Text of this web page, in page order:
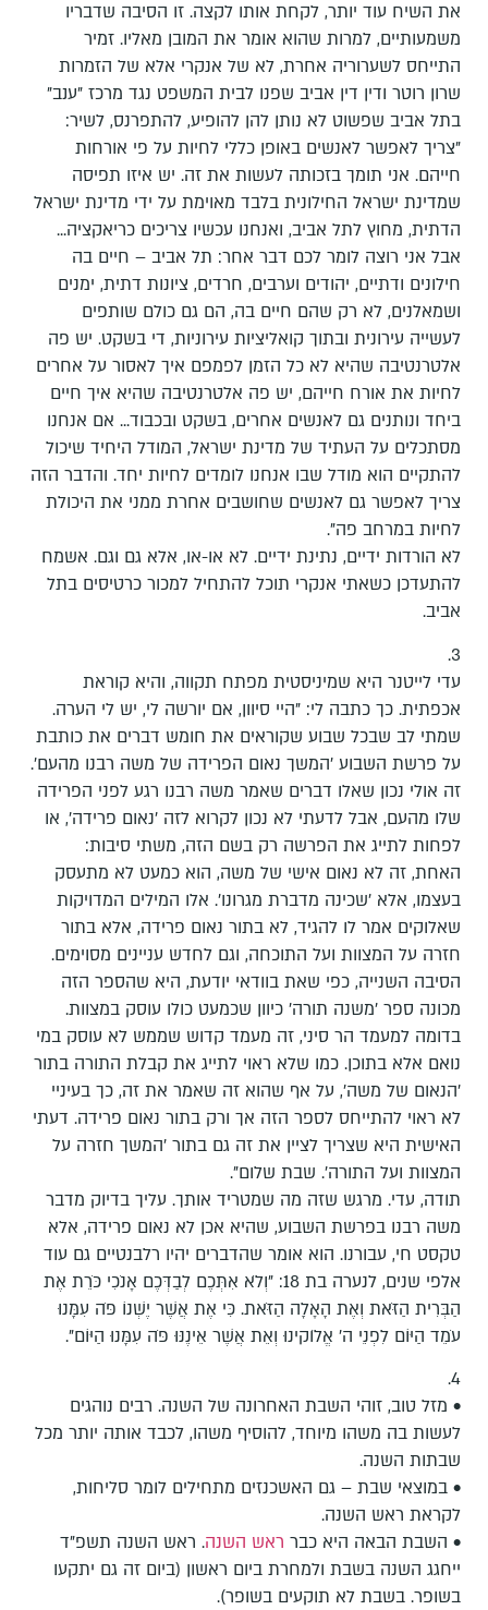
את השיח עוד יותר, לקחת אותו לקצה. זו הסיבה שדבריו
משמעותיים, למרות שהוא אומר את המובן מאליו. זמיר
התייחס לשערוריה אחרת, לא של אנקרי אלא של הזמרות
שרון רוטר ודין דין אביב שפנו לבית המשפט נגד מרכז "ענב"
בתל אביב שפשוט לא נותן להן להופיע, להתפרנס, לשיר:
"צריך לאפשר לאנשים באופן כללי לחיות על פי אורחות
חייהם. אני תומך בזכותה לעשות את זה. יש איזו תפיסה
שמדינת ישראל החילונית בלבד מאוימת על ידי מדינת ישראל
הדתית, מחוץ לתל אביב, ואנחנו עכשיו צריכים כריאקציה...
אבל אני רוצה לומר לכם דבר אחר: תל אביב – חיים בה
חילונים ודתיים, יהודים וערבים, חרדים, ציונות דתית, ימנים
ושמאלנים, לא רק שהם חיים בה, הם גם כולם שותפים
לעשייה עירונית ובתוך קואליציות עירוניות, די בשקט. יש פה
אלטרנטיבה שהיא לא כל הזמן לפמפם איך לאסור על אחרים
לחיות את אורח חייהם, יש פה אלטרנטיבה שהיא איך חיים
ביחד ונותנים גם לאנשים אחרים, בשקט ובכבוד... אם אנחנו
מסתכלים על העתיד של מדינת ישראל, המודל היחיד שיכול
להתקיים הוא מודל שבו אנחנו לומדים לחיות יחד. והדבר הזה
צריך לאפשר גם לאנשים שחושבים אחרת ממני את היכולת
לחיות במרחב פה".
לא הורדות ידיים, נתינת ידיים. לא או-או, אלא גם וגם. אשמח
להתעדכן כשאתי אנקרי תוכל להתחיל למכור כרטיסים בתל
אביב.
3.
עדי לייטנר היא שמיניסטית מפתח תקווה, והיא קוראת
אכפתית. כך כתבה לי: "היי סיוון, אם יורשה לי, יש לי הערה.
שמתי לב שבכל שבוע שקוראים את חומש דברים את כותבת
על פרשת השבוע 'המשך נאום הפרידה של משה רבנו מהעם'.
זה אולי נכון שאלו דברים שאמר משה רבנו רגע לפני הפרידה
שלו מהעם, אבל לדעתי לא נכון לקרוא לזה 'נאום פרידה', או
לפחות לתייג את הפרשה רק בשם הזה, משתי סיבות:
האחת, זה לא נאום אישי של משה, הוא כמעט לא מתעסק
בעצמו, אלא 'שכינה מדברת מגרונו'. אלו המילים המדויקות
שאלוקים אמר לו להגיד, לא בתור נאום פרידה, אלא בתור
חזרה על המצוות ועל התוכחה, וגם לחדש עניינים מסוימים.
הסיבה השנייה, כפי שאת בוודאי יודעת, היא שהספר הזה
מכונה ספר 'משנה תורה' כיוון שכמעט כולו עוסק במצוות.
בדומה למעמד הר סיני, זה מעמד קדוש שממש לא עוסק במי
נואם אלא בתוכן. כמו שלא ראוי לתייג את קבלת התורה בתור
'הנאום של משה', על אף שהוא זה שאמר את זה, כך בעיניי
לא ראוי להתייחס לספר הזה אך ורק בתור נאום פרידה. דעתי
האישית היא שצריך לציין את זה גם בתור 'המשך חזרה על
המצוות ועל התורה'. שבת שלום".
תודה, עדי. מרגש שזה מה שמטריד אותך. עליך בדיוק מדבר
משה רבנו בפרשת השבוע, שהיא אכן לא נאום פרידה, אלא
טקסט חי, עבורנו. הוא אומר שהדברים יהיו רלבנטיים גם עוד
אלפי שנים, לנערה בת 18: "וְלֹא אִתְּכֶם לְבַדְּכֶם אָנֹכִי כֹּרֵת אֶת
הַבְּרִית הַזֹּאת וְאֶת הָאָלָה הַזֹּאת. כִּי אֶת אֲשֶׁר יֶשְׁנוֹ פֹּה עִמָּנוּ
עֹמֵד הַיּוֹם לִפְנֵי ה' אֱלֹוקינוּ וְאֵת אֲשֶׁר אֵינֶנּוּ פֹּה עִמָּנוּ הַיּוֹם".
4.
• מזל טוב, זוהי השבת האחרונה של השנה. רבים נוהגים
לעשות בה משהו מיוחד, להוסיף משהו, לכבד אותה יותר מכל
שבתות השנה.
• במוצאי שבת – גם האשכנזים מתחילים לומר סליחות,
לקראת ראש השנה.
• השבת הבאה היא כבר ראש השנה. ראש השנה תשפ"ד
ייחגג השנה בשבת ולמחרת ביום ראשון (ביום זה גם יתקעו
בשופר. בשבת לא תוקעים בשופר).